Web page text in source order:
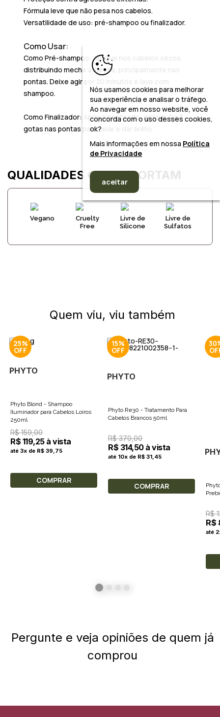
Fórmula leve que não pesa nos cabelos.
Versatilidade de uso: pré-shampoo ou finalizador.
Como Usar:
Como Pré-shampoo: Aplique nos cabelos secos,
distribuindo mecha a mecha, principalmente nas
pontas. Deixe agir por 20 minutos e lave com
shampoo.
Como Finalizador: Após o penteado, aplique 2 a 3
gotas nas pontas para selar e dar brilho.
QUALIDADES QUE IMPORTAM
Vegano
Cruelty
Free
Livre de
Silicone
Livre de
Sulfatos
Quem viu, viu também
25%
PHYTO
Phyto Blond - Shampoo
Iluminador para Cabelos Loiros
250ml
R$ 159,00
R$ 119,25 à vista
até 3x de R$ 39,75
COMPRAR
15%
PHYTO
Phyto Re30 - Tratamento Para
Cabelos Brancos 50ml
R$ 370,00
R$ 314,50 à vista
até 10x de R$ 31,45
COMPRAR
R$
R$
até
Pergunte e veja opiniões de quem já
comprou
Nós usamos cookies para melhorar
sua experiência e analisar o tráfego.
Ao navegar em nosso website, você
concorda com o uso desses cookies,
ok?
Mais informações em nossa Política
de Privacidade
aceitar